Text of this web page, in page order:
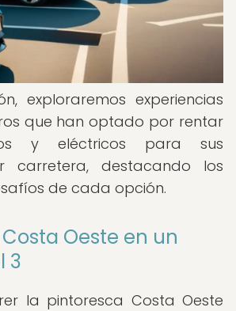
exploraremos experiencias
que han optado por rentar
y eléctricos para sus
carretera, destacando los
de cada opción.
Oeste en un
3
la pintoresca Costa Oeste